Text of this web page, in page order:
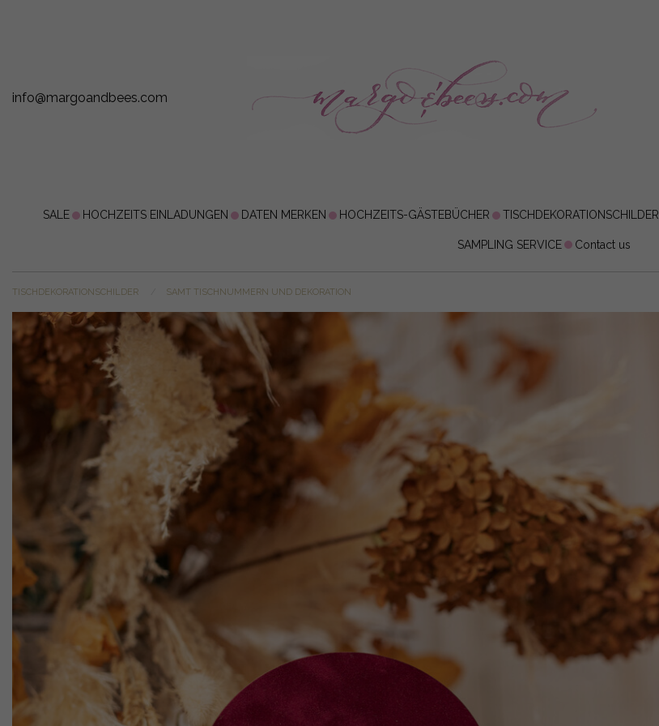
info@margoandbees.com
SALE HOCHZEITS EINLADUNGEN DATEN MERKEN HOCHZEITS-GÄSTEBÜCHER TISCHDEKORATIONSCHILDER
SAMPLING SERVICE Contact us
TISCHDEKORATIONSCHILDER SAMT TISCHNUMMERN UND DEKORATION